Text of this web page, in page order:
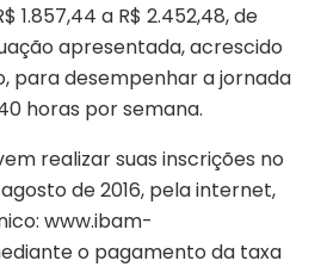
1.857,44 a R$ 2.452,48, de
apresentada, acrescido
para desempenhar a jornada
horas por semana.
realizar suas inscrições no
de 2016, pela internet,
www.ibam-
o pagamento da taxa